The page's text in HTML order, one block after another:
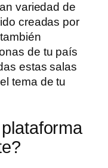
variedad de
creadas por
de tu país
estas salas
tema de tu